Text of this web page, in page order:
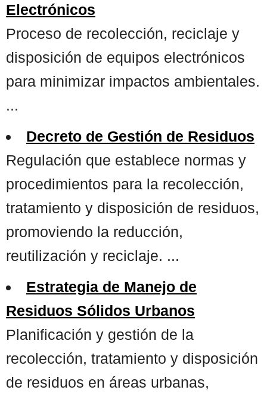
Electrónicos
Proceso de recolección, reciclaje y
disposición de equipos electrónicos
para minimizar impactos ambientales.
...
Decreto de Gestión de Residuos
Regulación que establece normas y
procedimientos para la recolección,
tratamiento y disposición de residuos,
promoviendo la reducción,
reutilización y reciclaje. ...
Estrategia de Manejo de
Residuos Sólidos Urbanos
Planificación y gestión de la
recolección, tratamiento y disposición
de residuos en áreas urbanas,